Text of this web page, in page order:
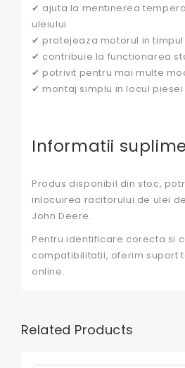
✔ ajuta la mentinerea
uleiului
✔ protejeaza motorul in
✔ contribuie la functionarea
✔ potrivit pentru mai multe
✔ montaj simplu in locul
Informatii
Produs disponibil din stoc,
inlocuirea racitorului de ulei
John Deere.
Pentru identificare corecta si
compatibilitatii, oferim suport
online.
Related Products